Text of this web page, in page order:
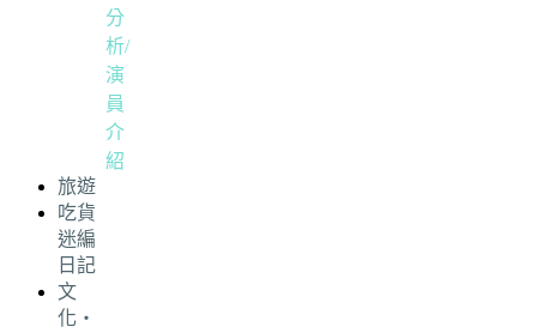
分
析/
演
員
介
紹
旅遊
吃貨
迷編
日記
文
化・